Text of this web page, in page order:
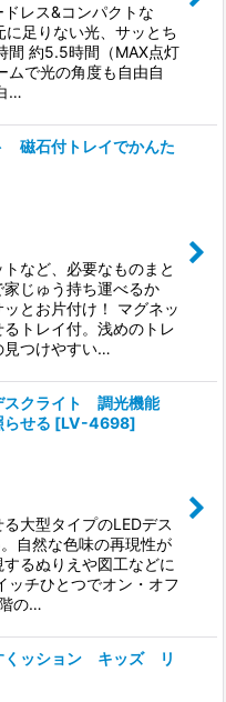
レス&コンパクトな
に足りない光、サッとち
間 約5.5時間（MAX点灯
ムで光の角度も自由自
…
磁石付トレイでかんた
など、必要なものまと
じゅう持ち運べるか
とお片付け！ マグネッ
るトレイ付。浅めのトレ
見つけやすい…
スクライト 調光機能
せる [LV-4698]
大型タイプのLEDデス
自然な色味の再現性が
るぬりえや図工などに
ッチひとつでオン・オフ
の…
くッション キッズ リ